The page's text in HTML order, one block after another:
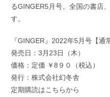
るGINGER5月号。全国の書店
す。
『GINGER』2022年5月号【通
発売日：3月23日（木）
価格：定価 ￥8９０（税込）
発行：株式会社幻冬舎
定期購読はこちらから